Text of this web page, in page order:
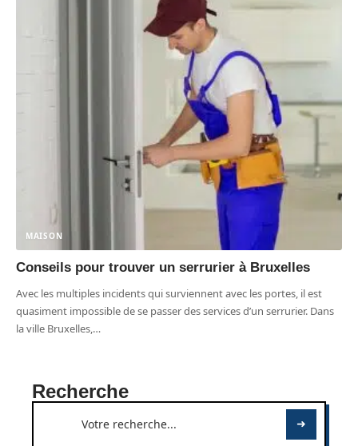
MAISON
Conseils pour trouver un serrurier à Bruxelles
Avec les multiples incidents qui surviennent avec les portes, il est
quasiment impossible de se passer des services d’un serrurier. Dans
la ville Bruxelles,…
Recherche